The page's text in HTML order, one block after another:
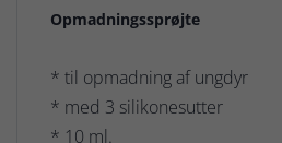
Opmadningssprøjte
* til opmadning af ungdyr
* med 3 silikonesutter
* 10 ml.